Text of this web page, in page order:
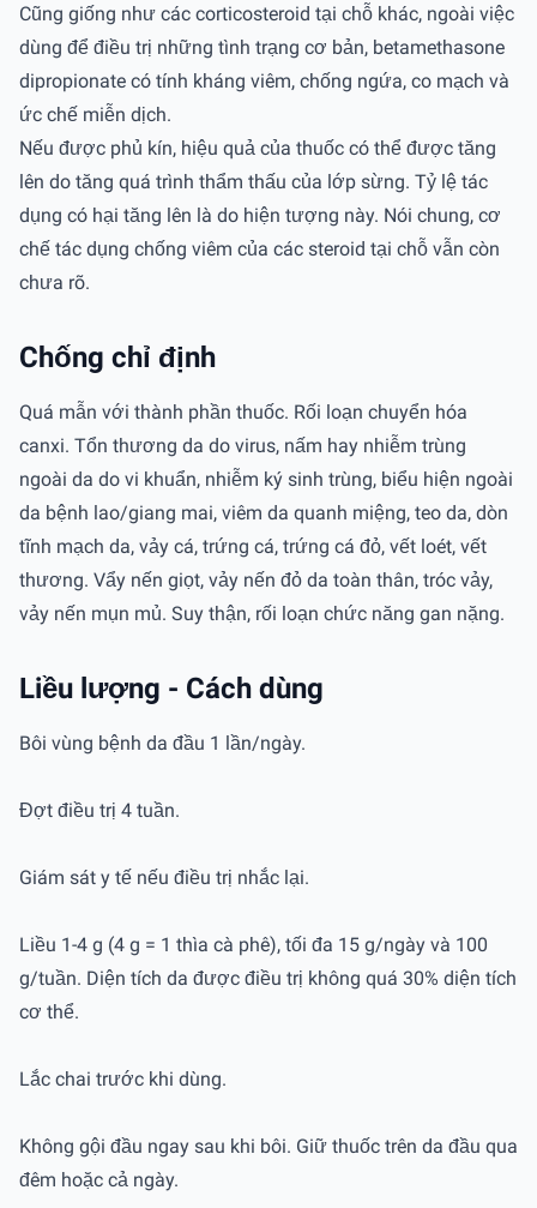
Cũng giống như các corticosteroid tại chỗ khác, ngoài việc
dùng để điều trị những tình trạng cơ bản, betamethasone
dipropionate có tính kháng viêm, chống ngứa, co mạch và
ức chế miễn dịch.
Nếu được phủ kín, hiệu quả của thuốc có thể được tăng
lên do tăng quá trình thẩm thấu của lớp sừng. Tỷ lệ tác
dụng có hại tăng lên là do hiện tượng này. Nói chung, cơ
chế tác dụng chống viêm của các steroid tại chỗ vẫn còn
chưa rõ.
Chống chỉ định
Quá mẫn với thành phần thuốc. Rối loạn chuyển hóa
canxi. Tổn thương da do virus, nấm hay nhiễm trùng
ngoài da do vi khuẩn, nhiễm ký sinh trùng, biểu hiện ngoài
da bệnh lao/giang mai, viêm da quanh miệng, teo da, dòn
tĩnh mạch da, vảy cá, trứng cá, trứng cá đỏ, vết loét, vết
thương. Vẩy nến giọt, vảy nến đỏ da toàn thân, tróc vảy,
vảy nến mụn mủ. Suy thận, rối loạn chức năng gan nặng.
Liều lượng - Cách dùng
Bôi vùng bệnh da đầu 1 lần/ngày.
Đợt điều trị 4 tuần.
Giám sát y tế nếu điều trị nhắc lại.
Liều 1-4 g (4 g = 1 thìa cà phê), tối đa 15 g/ngày và 100
g/tuần. Diện tích da được điều trị không quá 30% diện tích
cơ thể.
Lắc chai trước khi dùng.
Không gội đầu ngay sau khi bôi. Giữ thuốc trên da đầu qua
đêm hoặc cả ngày.